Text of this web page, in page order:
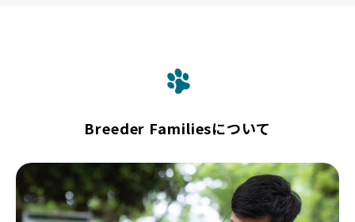
Breeder Familiesについて